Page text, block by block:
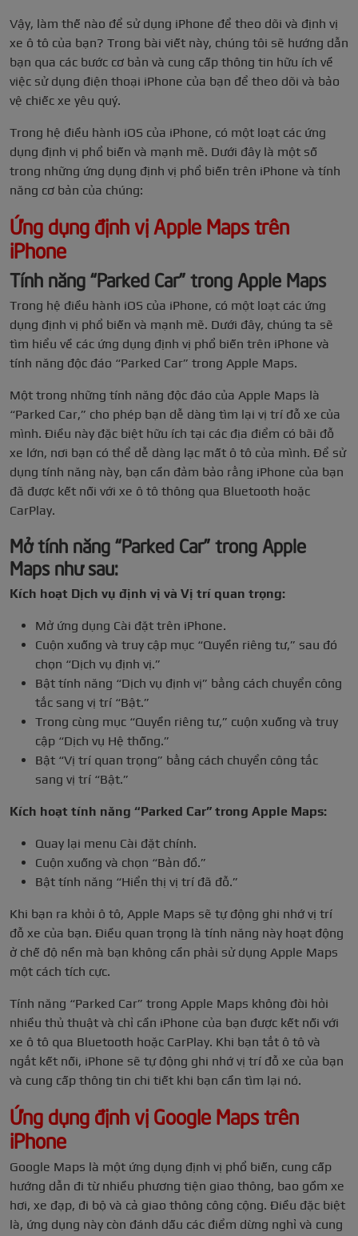
Vậy, làm thế nào để sử dụng iPhone để theo dõi và định vị
xe ô tô của bạn? Trong bài viết này, chúng tôi sẽ hướng dẫn
bạn qua các bước cơ bản và cung cấp thông tin hữu ích về
việc sử dụng điện thoại iPhone của bạn để theo dõi và bảo
vệ chiếc xe yêu quý.
Trong hệ điều hành iOS của iPhone, có một loạt các ứng
dụng định vị phổ biến và mạnh mẽ. Dưới đây là một số
trong những ứng dụng định vị phổ biến trên iPhone và tính
năng cơ bản của chúng:
Ứng dụng định vị Apple Maps trên
iPhone
Tính năng “Parked Car” trong Apple Maps
Trong hệ điều hành iOS của iPhone, có một loạt các ứng
dụng định vị phổ biến và mạnh mẽ. Dưới đây, chúng ta sẽ
tìm hiểu về các ứng dụng định vị phổ biến trên iPhone và
tính năng độc đáo “Parked Car” trong Apple Maps.
Một trong những tính năng độc đáo của Apple Maps là
“Parked Car,” cho phép bạn dễ dàng tìm lại vị trí đỗ xe của
mình. Điều này đặc biệt hữu ích tại các địa điểm có bãi đỗ
xe lớn, nơi bạn có thể dễ dàng lạc mất ô tô của mình. Để sử
dụng tính năng này, bạn cần đảm bảo rằng iPhone của bạn
đã được kết nối với xe ô tô thông qua Bluetooth hoặc
CarPlay.
Mở tính năng “Parked Car” trong Apple
Maps như sau:
Kích hoạt Dịch vụ định vị và Vị trí quan trọng:
Mở ứng dụng Cài đặt trên iPhone.
Cuộn xuống và truy cập mục “Quyền riêng tư,” sau đó
chọn “Dịch vụ định vị.”
Bật tính năng “Dịch vụ định vị” bằng cách chuyển công
tắc sang vị trí “Bật.”
Trong cùng mục “Quyền riêng tư,” cuộn xuống và truy
cập “Dịch vụ Hệ thống.”
Bật “Vị trí quan trọng” bằng cách chuyển công tắc
sang vị trí “Bật.”
Kích hoạt tính năng “Parked Car” trong Apple Maps:
Quay lại menu Cài đặt chính.
Cuộn xuống và chọn “Bản đồ.”
Bật tính năng “Hiển thị vị trí đã đỗ.”
Khi bạn ra khỏi ô tô, Apple Maps sẽ tự động ghi nhớ vị trí
đỗ xe của bạn. Điều quan trọng là tính năng này hoạt động
ở chế độ nền mà bạn không cần phải sử dụng Apple Maps
một cách tích cực.
Tính năng “Parked Car” trong Apple Maps không đòi hỏi
nhiều thủ thuật và chỉ cần iPhone của bạn được kết nối với
xe ô tô qua Bluetooth hoặc CarPlay. Khi bạn tắt ô tô và
ngắt kết nối, iPhone sẽ tự động ghi nhớ vị trí đỗ xe của bạn
và cung cấp thông tin chi tiết khi bạn cần tìm lại nó.
Ứng dụng định vị Google Maps trên
iPhone
Google Maps là một ứng dụng định vị phổ biến, cung cấp
hướng dẫn đi từ nhiều phương tiện giao thông, bao gồm xe
hơi, xe đạp, đi bộ và cả giao thông công cộng. Điều đặc biệt
là, ứng dụng này còn đánh dấu các điểm dừng nghỉ và cung